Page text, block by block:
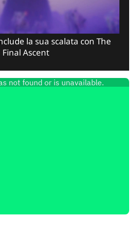
la sua scalata con The
Final Ascent